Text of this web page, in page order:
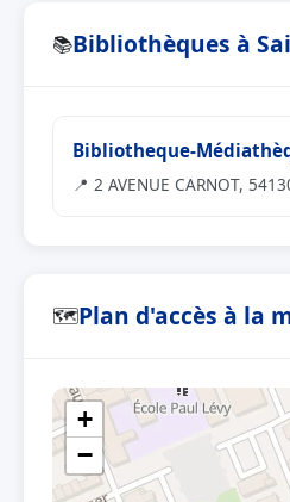
📚Bibliothèques à
Bibliotheque-
📍 2 AVENUE CARNOT,
🗺Plan d'accès à la
+
−